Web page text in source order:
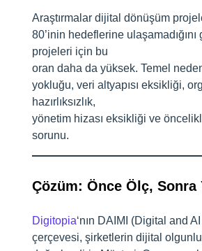
Araştırmalar dijital dönüşüm
80’inin hedeflerine ulaşamadığını
projeleri için bu
oran daha da yüksek. Temel
yokluğu, veri altyapısı eksikliği,
hazırlıksızlık,
yönetim hizası eksikliği ve
sorunu.
Çözüm: Önce Ölç, Sonra
Digitopia‘nın DAIMI (Digital and
çerçevesi, şirketlerin dijital